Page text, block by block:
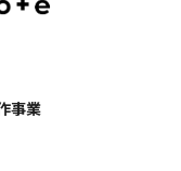
事業